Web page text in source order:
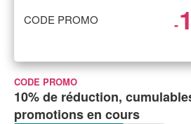
CODE PROMO -
CODE PROMO
10% de réduction,
promotions en cours